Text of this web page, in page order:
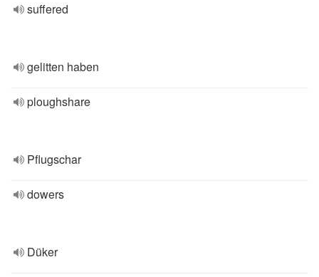
suffered
gelitten haben
ploughshare
Pflugschar
dowers
Düker